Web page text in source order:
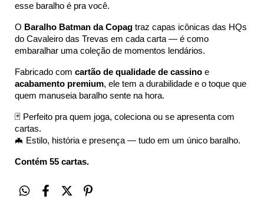
esse baralho é pra você.
O Baralho Batman da Copag traz capas icônicas das HQs
do Cavaleiro das Trevas em cada carta — é como
embaralhar uma coleção de momentos lendários.
Fabricado com cartão de qualidade de cassino
acabamento premium, ele tem a durabilidade e o toque que
quem manuseia baralho sente na hora.
🃏 Perfeito pra quem joga, coleciona ou se apresenta com
cartas.
🦇 Estilo, história e presença — tudo em um único baralho.
Contém 55 cartas.